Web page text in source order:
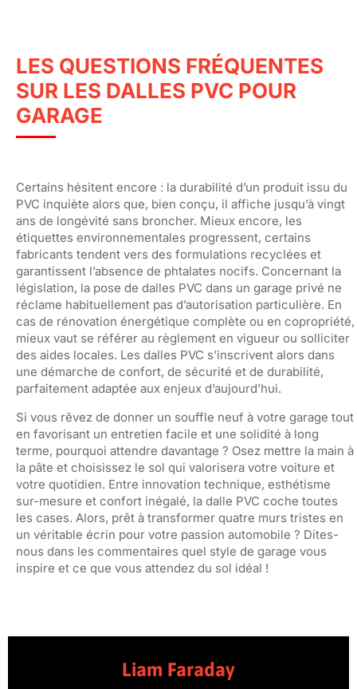
LES QUESTIONS FRÉQUENTES
SUR LES DALLES PVC POUR
GARAGE
Certains hésitent encore : la durabilité d’un produit issu du
PVC inquiète alors que, bien conçu, il affiche jusqu’à vingt
ans de longévité sans broncher. Mieux encore, les
étiquettes environnementales progressent, certains
fabricants tendent vers des formulations recyclées et
garantissent l’absence de phtalates nocifs. Concernant la
législation, la pose de dalles PVC dans un garage privé ne
réclame habituellement pas d’autorisation particulière. En
cas de rénovation énergétique complète ou en copropriété,
mieux vaut se référer au règlement en vigueur ou solliciter
des aides locales. Les dalles PVC s’inscrivent alors dans
une démarche de confort, de sécurité et de durabilité,
parfaitement adaptée aux enjeux d’aujourd’hui.
Si vous rêvez de donner un souffle neuf à votre garage tout
en favorisant un entretien facile et une solidité à long
terme, pourquoi attendre davantage ? Osez mettre la main à
la pâte et choisissez le sol qui valorisera votre voiture et
votre quotidien. Entre innovation technique, esthétisme
sur-mesure et confort inégalé, la dalle PVC coche toutes
les cases. Alors, prêt à transformer quatre murs tristes en
un véritable écrin pour votre passion automobile ? Dites-
nous dans les commentaires quel style de garage vous
inspire et ce que vous attendez du sol idéal !
Liam Faraday